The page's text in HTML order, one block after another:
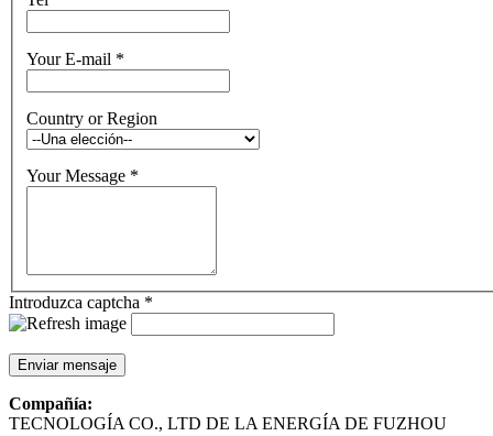
Your E-mail *
Country or Region
Your Message *
Introduzca captcha *
Enviar mensaje
Compañía:
TECNOLOGÍA CO., LTD DE LA ENERGÍA DE FUZHOU